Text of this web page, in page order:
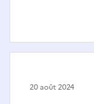
20 août 2024